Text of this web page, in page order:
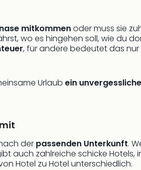
mitkommenoder muss sie
wo es hingehen soll, wie du
, für andere bedeutet das
Urlaub ein
der passenden Unterkunft.
auch zahlreiche schicke
Hotel zu Hotel unterschiedlich.